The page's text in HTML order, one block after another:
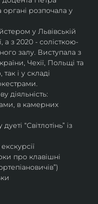
розпочала у
у Львівській
а з 2020 - солісткою-
залу. Виступала з
Чехії, Польщі та
і у складі
діяльність:
в камерних
“Світлотінь” із
про клавішні